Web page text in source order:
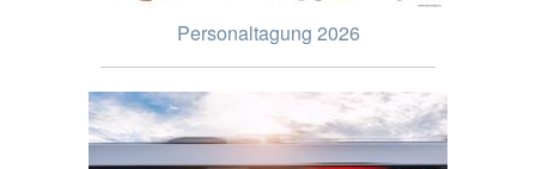
Personaltagung 2026